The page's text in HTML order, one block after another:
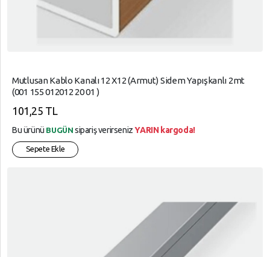
Mutlusan Kablo Kanalı 12 X12 (Armut) Sidem Yapışkanlı 2mt
(001 155 012012 20 01 )
101,25 TL
Bu ürünü BUGÜN sipariş verirsenizYARIN kargoda!
Sepete Ekle